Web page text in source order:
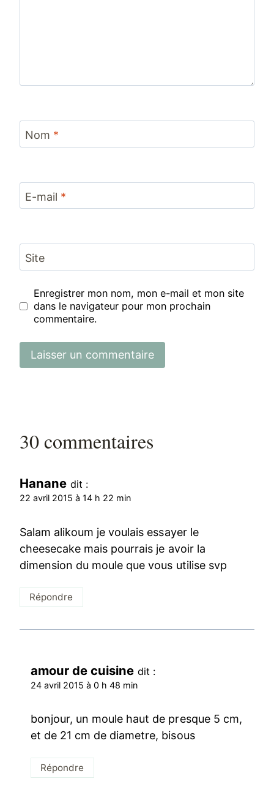
Nom *
E-mail *
Site
Enregistrer mon nom, mon e-mail et mon site
dans le navigateur pour mon prochain
commentaire.
30 commentaires
Hanane dit :
22 avril 2015 à 14 h 22 min
Salam alikoum je voulais essayer le
cheesecake mais pourrais je avoir la
dimension du moule que vous utilise svp
Répondre
amour de cuisine dit :
24 avril 2015 à 0 h 48 min
bonjour, un moule haut de presque 5 cm,
et de 21 cm de diametre, bisous
Répondre